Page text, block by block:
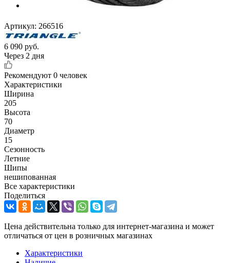
Артикул: 266516
6 090 руб.
Через 2 дня
Рекомендуют 0 человек
Характеристики
Ширина
205
Высота
70
Диаметр
15
Сезонность
Летние
Шипы
нешипованная
Все характеристики
Поделиться
Цена действительна только для интернет-магазина и может
отличаться от цен в розничных магазинах
Характеристики